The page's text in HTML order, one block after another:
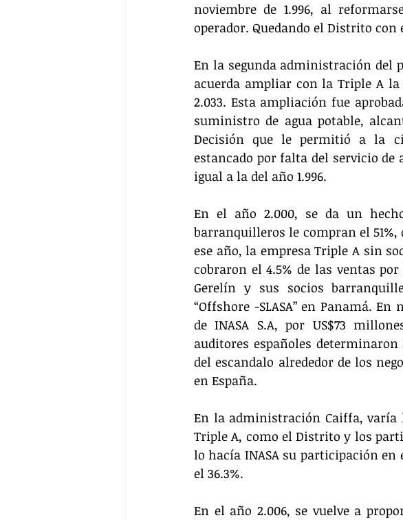
noviembre de 1.996, al
operador. Quedando el Distrito con
En la segunda administración del
acuerda ampliar con la Triple A la
2.033. Esta ampliación fue
suministro de agua potable,
Decisión que le permitió a la
estancado por falta del servicio
igual a la del año 1.996.
En el año 2.000, se da un
barranquilleros le compran el 51%,
ese año, la empresa Triple A sin
cobraron el 4.5% de las ventas
Gerelín y sus socios
“Offshore -SLASA” en Panamá.
de INASA S.A, por US$73
auditores españoles
del escandalo alrededor de los
en España.
En la administración Caiffa,
Triple A, como el Distrito y los
lo hacía INASA su participación en
el 36.3%.
En el año 2.006, se vuelve a